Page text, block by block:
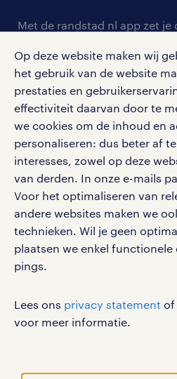
Op deze website maken wij
het gebruik van de website
prestaties en
effectiviteit daarvan door te
we cookies om de inhoud en
personaliseren: dus beter af
interesses, zowel op deze
van derden. In onze e-mails
Voor het optimaliseren van
andere websites maken we
technieken. Wil je geen
plaatsen we enkel functionele
pings.
Lees ons privacy statement of
voor meer informatie.
personeel gezocht
aanmelden nieuwsbrief
salarischecker
bruto-netto calculator
onze vestigingen
pers
klachten en misstanden
Met de randstad nl app zet je
en ontvang berichten van je
Eenvoudig, snel en overal.
apple app store
google play store
social media
Volg ons voor de leukste
vacatures, solliciteren en
werken bij randstad